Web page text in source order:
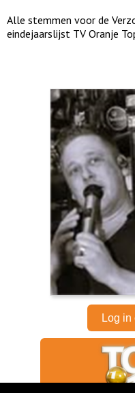
Alle stemmen voor de
eindejaarslijst TV Oranje
Log in